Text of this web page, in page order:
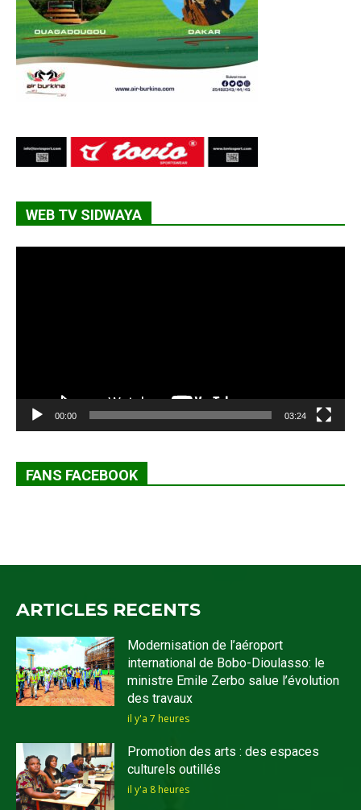
WEB TV SIDWAYA
00:00 03:24
FANS FACEBOOK
ARTICLES RECENTS
Modernisation de l’aéroport
international de Bobo-Dioulasso: le
ministre Emile Zerbo salue l’évolution
des travaux
il y'a 7 heures
Promotion des arts : des espaces
culturels outillés
il y'a 8 heures